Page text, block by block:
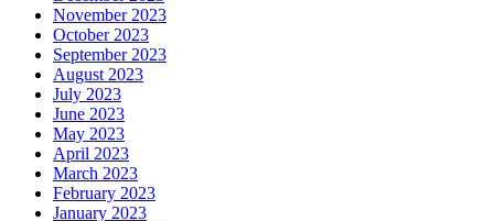
November 2023
October 2023
September 2023
August 2023
July 2023
June 2023
May 2023
April 2023
March 2023
February 2023
January 2023